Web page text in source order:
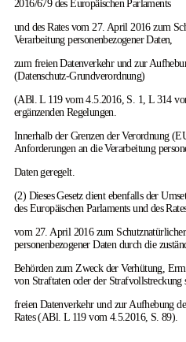
2016/679 des Europäischen Parlaments
und des Rates vom 27. April 2016 zum
Verarbeitung personenbezogener Daten,
zum freien Datenverkehr und zur
(Datenschutz-Grundverordnung)
(ABl. L 119 vom 4.5.2016, S. 1, L 314
ergänzenden Regelungen.
Innerhalb der Grenzen der Verordnung
Anforderungen an die Verarbeitung
Daten geregelt.
(2) Dieses Gesetz dient ebenfalls der
des Europäischen Parlaments und des
vom 27. April 2016 zum
personenbezogener Daten durch die
Behörden zum Zweck der Verhütung,
von Straftaten oder der Strafvollstreckung
freien Datenverkehr und zur Aufhebung
Rates (ABl. L 119 vom 4.5.2016, S. 89).